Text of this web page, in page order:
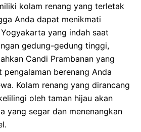
kolam renang yang terletak
Anda dapat menikmati
yang indah saat
gedung-gedung tinggi,
Candi Prambanan yang
pengalaman berenang Anda
Kolam renang yang dirancang
oleh taman hijau akan
yang segar dan menenangkan